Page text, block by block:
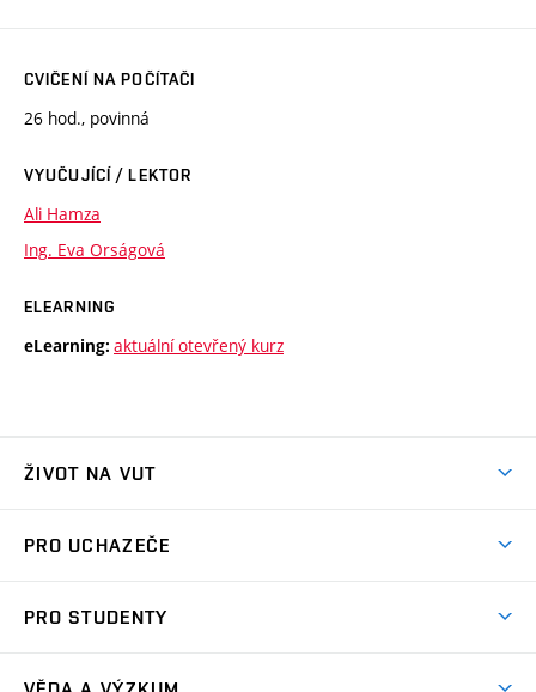
CVIČENÍ NA POČÍTAČI
26 hod., povinná
VYUČUJÍCÍ / LEKTOR
Ali Hamza
Ing. Eva Orságová
ELEARNING
eLearning: aktuální otevřený kurz
ŽIVOT NA VUT
Koleje
PRO UCHAZEČE
Dny otevřených dveří
PRO STUDENTY